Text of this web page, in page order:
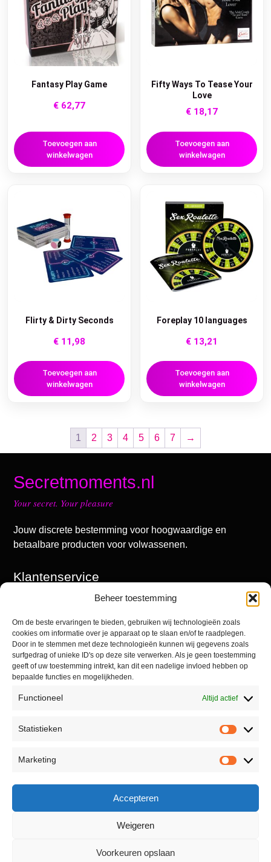
Beheer toestemming
Om de beste ervaringen te bieden, gebruiken wij technologieën zoals
cookies om informatie over je apparaat op te slaan en/of te raadplegen.
Door in te stemmen met deze technologieën kunnen wij gegevens zoals
surfgedrag of unieke ID's op deze site verwerken. Als je geen toestemming
geeft of uw toestemming intrekt, kan dit een nadelige invloed hebben op
bepaalde functies en mogelijkheden.
Functioneel Altijd actief
Statistieken
Marketing
Accepteren
Weigeren
Voorkeuren opslaan
Fantasy Play Game
€ 62,77
Toevoegen aan
winkelwagen
Fifty Ways To Tease Your
Love
€ 18,17
Toevoegen aan
winkelwagen
Flirty & Dirty Seconds
€ 11,98
Toevoegen aan
winkelwagen
Foreplay 10 languages
€ 13,21
Toevoegen aan
winkelwagen
1 2 3 4 5 6 7 →
Secretmoments.nl
Your secret. Your pleasure
Jouw discrete bestemming voor hoogwaardige en
betaalbare producten voor volwassenen.
Klantenservice
Winkel
Contact
Informatie
Privacyverklaring
© 2026 - Secret Moments | Powered by Webs en Systems